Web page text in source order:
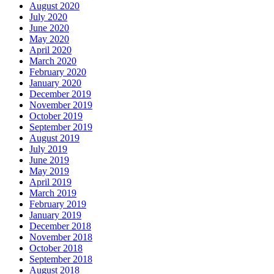
August 2020
July 2020
June 2020
May 2020
April 2020
March 2020
February 2020
January 2020
December 2019
November 2019
October 2019
September 2019
August 2019
July 2019
June 2019
May 2019
April 2019
March 2019
February 2019
January 2019
December 2018
November 2018
October 2018
September 2018
August 2018